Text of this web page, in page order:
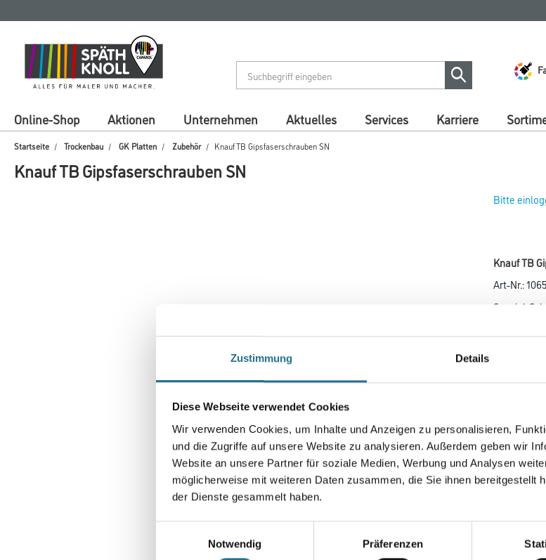
Zustimmung Details
Diese Webseite verwendet Cookies
Wir verwenden Cookies, um Inhalte und Anzeigen zu personalisieren,
und die Zugriffe auf unsere Website zu analysieren. Außerdem geben wir
Website an unsere Partner für soziale Medien, Werbung und Analysen
möglicherweise mit weiteren Daten zusammen, die Sie ihnen bereitgestellt
der Dienste gesammelt haben.
Notwendig
Präferenzen
springen
springen
Online-Shop Aktionen Unternehmen Aktuelles Services Karriere
Startseite Trockenbau GK Platten Zubehör Knauf TB Gipsfaserschrauben SN
Knauf TB Gipsfaserschrauben SN
Bitte
Knauf TB
Art-Nr.:
Spezial-
Spezial-
Länge in
Gebinde